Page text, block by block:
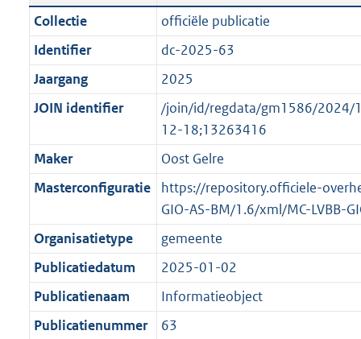
c
t
i
e
n
f
o
m
a
a
t
t
:
2
K
i
a
t
i
n
f
r
m
a
a
t
t
e
:
o
e
k
n
d
a
n
d
g
r
o
o
t
t
e
:
2
K
b
Collectie
officiële publicatie
Identifier
dc-2025-63
Jaargang
2025
JOIN identifier
/join/id/regdata/gm1586/2024/
12-18;13263416
Maker
Oost Gelre
Masterconfiguratie
https://repository.officiele-
GIO-AS-BM/1.6/xml/MC-LVBB-
Organisatietype
gemeente
Publicatiedatum
2025-01-02
Publicatienaam
Informatieobject
Publicatienummer
63